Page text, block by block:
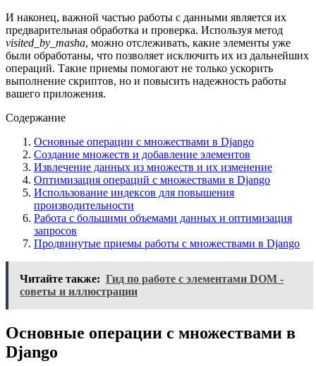
И наконец, важной частью работы с данными является их
предварительная обработка и проверка. Используя метод
visited_by_masha, можно отслеживать, какие элементы уже
были обработаны, что позволяет исключить их из дальнейших
операций. Такие приемы помогают не только ускорить
выполнение скриптов, но и повысить надежность работы
вашего приложения.
Содержание
Основные операции с множествами в Django
Создание множеств и добавление элементов
Извлечение данных из множеств и их изменение
Оптимизация операций с множествами в Django
Использование индексов для повышения
производительности
Работа с большими объемами данных и оптимизация
запросов
Продвинутые приемы работы с множествами в Django
Читайте также: Гид по работе с элементами DOM -
советы и иллюстрации
Основные операции с множествами в
Django